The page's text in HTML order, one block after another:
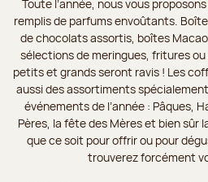
Toute l’année, nous vous
remplis de parfums envoûtants.
de chocolats assortis, boîtes
sélections de meringues, fritures
petits et grands seront ravis ! Les
aussi des assortiments
événements de l’année : Pâques,
Pères, la fête des Mères et bien sûr
que ce soit pour offrir ou pour
trouverez forcément